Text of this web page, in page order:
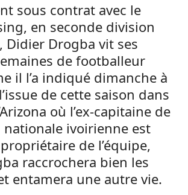
sous contrat avec le
en seconde division
Didier Drogba vit ses
de footballeur
il l’a indiqué dimanche à
de cette saison dans
où l’ex-capitaine de
nationale ivoirienne est
de l’équipe,
raccrochera bien les
entamera une autre vie.